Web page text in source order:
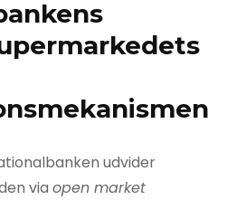
udvider
via open market